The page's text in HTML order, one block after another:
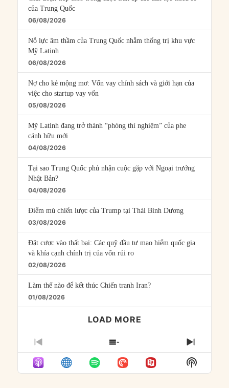
của Trung Quốc
06/08/2026
Nỗ lực âm thầm của Trung Quốc nhằm thống trị khu vực
Mỹ Latinh
06/08/2026
Nợ cho kẻ mộng mơ: Vốn vay chính sách và giới hạn của
việc cho startup vay vốn
05/08/2026
Mỹ Latinh đang trở thành “phòng thí nghiệm” của phe
cánh hữu mới
04/08/2026
Tại sao Trung Quốc phủ nhận cuộc gặp với Ngoại trưởng
Nhật Bản?
04/08/2026
Điểm mù chiến lược của Trump tại Thái Bình Dương
03/08/2026
Đặt cược vào thất bại: Các quỹ đầu tư mạo hiểm quốc gia
và khía cạnh chính trị của vốn rủi ro
02/08/2026
Làm thế nào để kết thúc Chiến tranh Iran?
01/08/2026
LOAD MORE
PREVIOUS
EPISODE
SHOW
EPISODES
LIST
NEXT
Show
Podcast